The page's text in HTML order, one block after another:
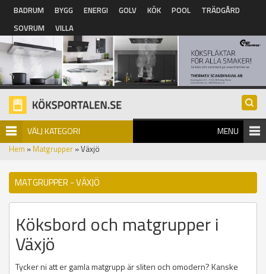
Hoppa till huvudinnehåll
BADRUM BYGG ENERGI GOLV KÖK POOL
TRÄDGÅRD
SOVRUM
VILLA
VÄLJ KATEGORI MENU
Hem » Matgrupper » Växjö
MATGRUPPER - VÄXJÖ
Köksbord och matgrupper i
Växjö
Tycker ni att er gamla matgrupp är sliten och omodern? Kanske